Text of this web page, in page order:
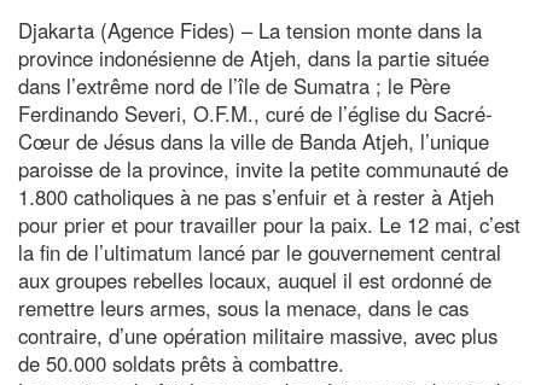
Djakarta (Agence Fides) – La tension monte dans la
province indonésienne de Atjeh, dans la partie située
dans l’extrême nord de l’île de Sumatra ; le Père
Ferdinando Severi, O.F.M., curé de l’église du Sacré-
Cœur de Jésus dans la ville de Banda Atjeh, l’unique
paroisse de la province, invite la petite communauté de
1.800 catholiques à ne pas s’enfuir et à rester à Atjeh
pour prier et pour travailler pour la paix. Le 12 mai, c’est
la fin de l’ultimatum lancé par le gouvernement central
aux groupes rebelles locaux, auquel il est ordonné de
remettre leurs armes, sous la menace, dans le cas
contraire, d’une opération militaire massive, avec plus
de 50.000 soldats prêts à combattre.